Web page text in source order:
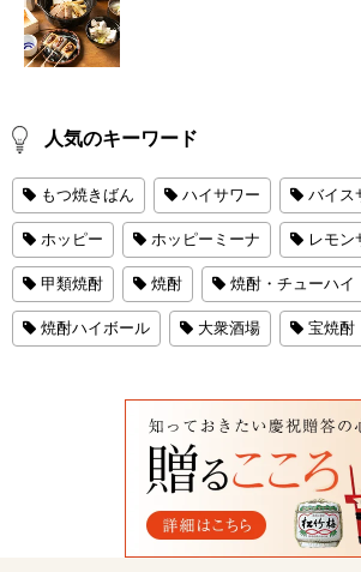
人気のキーワード
もつ焼きばん ハイサワー バイス
ホッピー ホッピーミーナ レモン
甲類焼酎 焼酎 焼酎・チューハイ
焼酎ハイボール 大衆酒場 宝焼酎